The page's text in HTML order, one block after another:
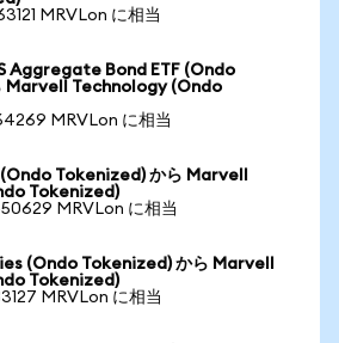
MRVLon に相当
Aggregate Bond ETF (Ondo
Marvell Technology (Ondo
MRVLon に相当
Tokenized) から Marvell
Tokenized)
MRVLon に相当
(Ondo Tokenized) から Marvell
Tokenized)
MRVLon に相当